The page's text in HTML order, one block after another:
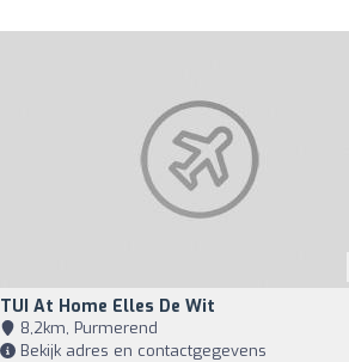
TUI At Home Elles De Wit
8,2km, Purmerend
Bekijk adres en contactgegevens